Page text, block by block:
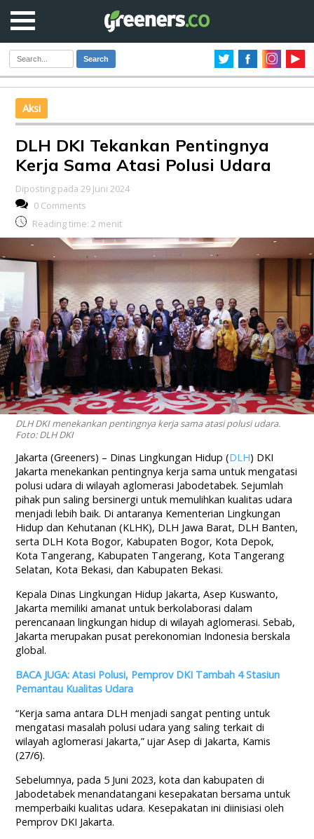
Search
Aksi
DLH DKI Tekankan Pentingnya
Kerja Sama Atasi Polusi Udara
Diposting pada 29 Juni 2024
0 Comments
Reading time: 2 menit
DLH DKI menekankan pentingnya kerja sama atasi polusi udara.
Foto: DLH DKI
Jakarta (Greeners) – Dinas Lingkungan Hidup (DLH) DKI
Jakarta menekankan pentingnya kerja sama untuk mengatasi
polusi udara di wilayah aglomerasi Jabodetabek. Sejumlah
pihak pun saling bersinergi untuk memulihkan kualitas udara
menjadi lebih baik. Di antaranya Kementerian Lingkungan
Hidup dan Kehutanan (KLHK), DLH Jawa Barat, DLH Banten,
serta DLH Kota Bogor, Kabupaten Bogor, Kota Depok,
Kota Tangerang, Kabupaten Tangerang, Kota Tangerang
Selatan, Kota Bekasi, dan Kabupaten Bekasi.
Kepala Dinas Lingkungan Hidup Jakarta, Asep Kuswanto,
Jakarta memiliki amanat untuk berkolaborasi dalam
perencanaan lingkungan hidup di wilayah aglomerasi. Sebab,
Jakarta merupakan pusat perekonomian Indonesia berskala
global.
BACA JUGA: Atasi Polusi, Pemprov DKI Tambah 4 Stasiun
Pemantau Kualitas Udara
“Kerja sama antara DLH menjadi sangat penting untuk
mengatasi masalah polusi udara yang saling terkait di
wilayah aglomerasi Jakarta,” ujar Asep di Jakarta, Kamis
(27/6).
Sebelumnya, pada 5 Juni 2023, kota dan kabupaten di
Jabodetabek menandatangani kesepakatan bersama untuk
memperbaiki kualitas udara. Kesepakatan ini diinisiasi oleh
Pemprov DKI Jakarta.